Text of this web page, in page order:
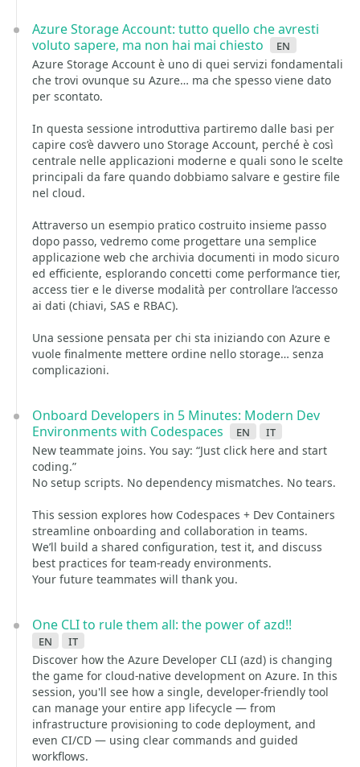
Azure Storage Account: tutto quello che avresti
voluto sapere, ma non hai mai chiesto
en
Azure Storage Account è uno di quei servizi fondamentali
che trovi ovunque su Azure… ma che spesso viene dato
per scontato.
In questa sessione introduttiva partiremo dalle basi per
capire cos’è davvero uno Storage Account, perché è così
centrale nelle applicazioni moderne e quali sono le scelte
principali da fare quando dobbiamo salvare e gestire file
nel cloud.
Attraverso un esempio pratico costruito insieme passo
dopo passo, vedremo come progettare una semplice
applicazione web che archivia documenti in modo sicuro
ed efficiente, esplorando concetti come performance tier,
access tier e le diverse modalità per controllare l’accesso
ai dati (chiavi, SAS e RBAC).
Una sessione pensata per chi sta iniziando con Azure e
vuole finalmente mettere ordine nello storage… senza
complicazioni.
Onboard Developers in 5 Minutes: Modern Dev
Environments with Codespaces
en it
New teammate joins. You say: “Just click here and start
coding.”
No setup scripts. No dependency mismatches. No tears.
This session explores how Codespaces + Dev Containers
streamline onboarding and collaboration in teams.
We’ll build a shared configuration, test it, and discuss
best practices for team-ready environments.
Your future teammates will thank you.
One CLI to rule them all: the power of azd!!
en
it
Discover how the Azure Developer CLI (azd) is changing
the game for cloud-native development on Azure. In this
session, you'll see how a single, developer-friendly tool
can manage your entire app lifecycle — from
infrastructure provisioning to code deployment, and
even CI/CD — using clear commands and guided
workflows.